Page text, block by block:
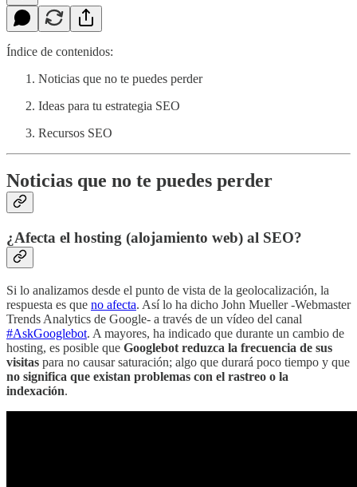
Índice de contenidos:
Noticias que no te puedes perder
Ideas para tu estrategia SEO
Recursos SEO
Noticias que no te puedes perder
¿Afecta el hosting (alojamiento web) al SEO?
Si lo analizamos desde el punto de vista de la geolocalización, la
respuesta es que no afecta. Así lo ha dicho John Mueller -Webmaster
Trends Analytics de Google- a través de un vídeo del canal
#AskGooglebot. A mayores, ha indicado que durante un cambio de
hosting, es posible que Googlebot reduzca la frecuencia de sus
visitas para no causar saturación; algo que durará poco tiempo y que
no significa que existan problemas con el rastreo o la
indexación.